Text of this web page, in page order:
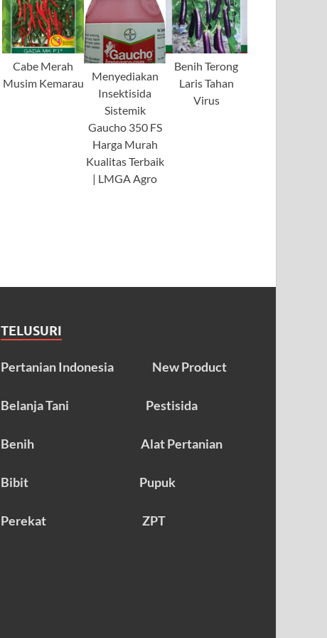
Cabe Merah
Musim Kemarau
Menyediakan
Insektisida
Sistemik
Gaucho 350 FS
Harga Murah
Kualitas Terbaik
| LMGA Agro
Benih Terong
Laris Tahan
Virus
TELUSURI
Pertanian Indonesia New Product
Belanja Tani Pestisida
Benih Alat Pertanian
Bibit Pupuk
Perekat ZPT